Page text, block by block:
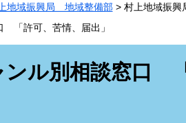
地域振興局 地域整備部 > 村上地域振興
「許可、苦情、届出」
ル別相談窓口